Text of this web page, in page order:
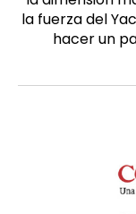
la fuerza del
hacer un